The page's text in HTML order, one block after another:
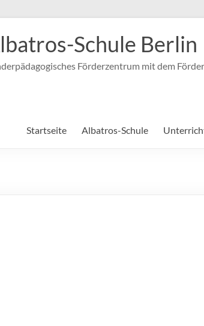
Schule Berlin
Förderzentrum mit dem
Startseite Albatros-Schule